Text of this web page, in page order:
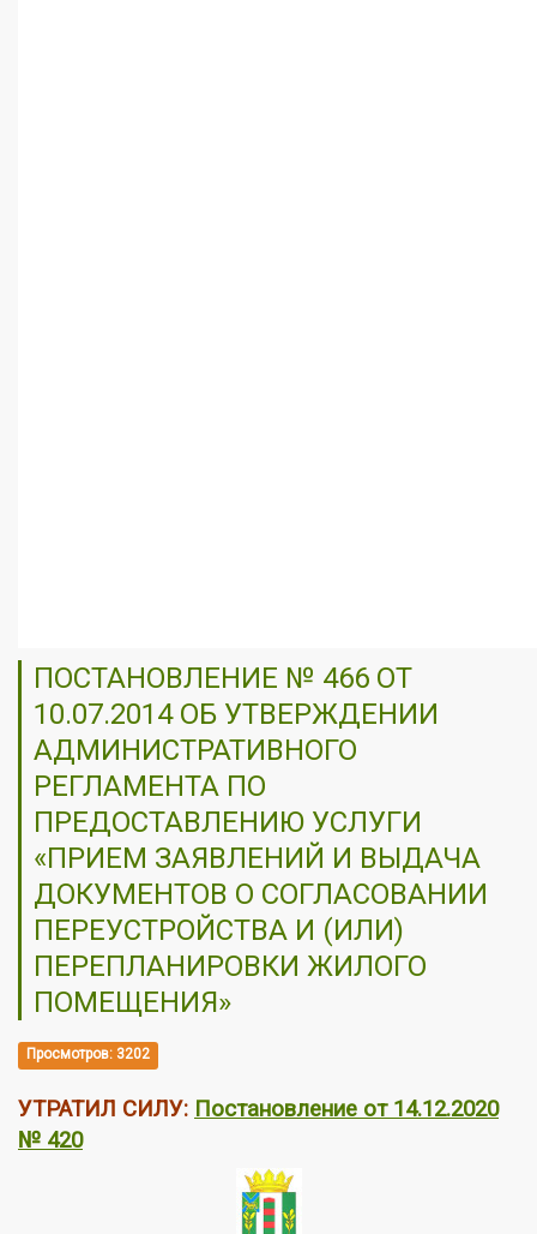
ПОСТАНОВЛЕНИЕ № 466 ОТ
10.07.2014 ОБ УТВЕРЖДЕНИИ
АДМИНИСТРАТИВНОГО
РЕГЛАМЕНТА ПО
ПРЕДОСТАВЛЕНИЮ УСЛУГИ
«ПРИЕМ ЗАЯВЛЕНИЙ И ВЫДАЧА
ДОКУМЕНТОВ О СОГЛАСОВАНИИ
ПЕРЕУСТРОЙСТВА И (ИЛИ)
ПЕРЕПЛАНИРОВКИ ЖИЛОГО
ПОМЕЩЕНИЯ»
Просмотров: 3202
УТРАТИЛ СИЛУ: Постановление от 14.12.2020
№ 420